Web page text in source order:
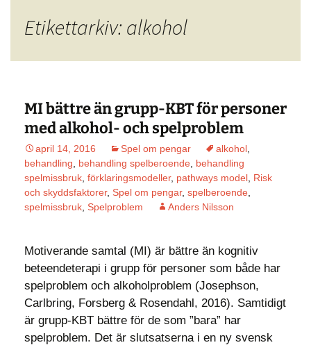
Etikettarkiv: alkohol
MI bättre än grupp-KBT för personer
med alkohol- och spelproblem
april 14, 2016 Spel om pengar alkohol
behandling
behandling spelberoende behandling
spelmissbruk förklaringsmodeller, pathways model Risk
och skyddsfaktorer, Spel om pengar, spelberoende
spelmissbruk Spelproblem Anders Nilsson
Motiverande samtal (MI) är bättre än kognitiv
beteendeterapi i grupp för personer som både har
spelproblem och alkoholproblem (Josephson,
Carlbring, Forsberg & Rosendahl, 2016). Samtidigt
är grupp-KBT bättre för de som ”bara” har
spelproblem. Det är slutsatserna i en ny svensk